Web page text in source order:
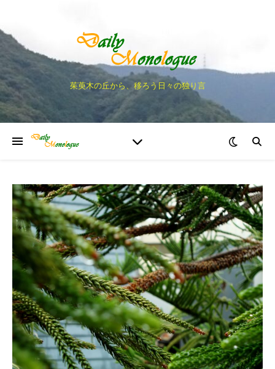
茱萸木の丘から、移ろう日々の独り言